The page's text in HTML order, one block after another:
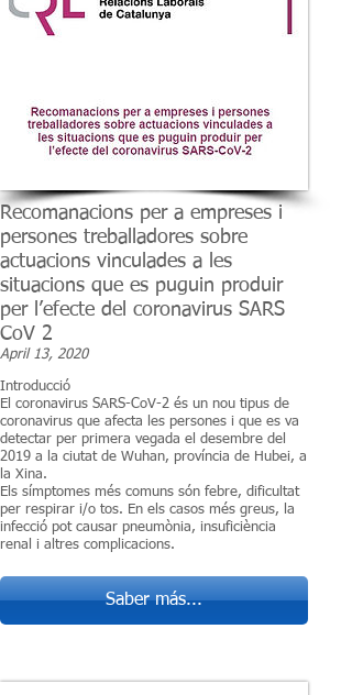
Recomanacions per a empreses i
persones treballadores sobre
actuacions vinculades a les
situacions que es puguin produir
per l’efecte del coronavirus SARS
CoV 2
April 13, 2020
Introducció
El coronavirus SARS-CoV-2 és un nou tipus de
coronavirus que afecta les persones i que es va
detectar per primera vegada el desembre del
2019 a la ciutat de Wuhan, província de Hubei, a
la Xina.
Els símptomes més comuns són febre, dificultat
per respirar i/o tos. En els casos més greus, la
infecció pot causar pneumònia, insuficiència
renal i altres complicacions.
Saber más...